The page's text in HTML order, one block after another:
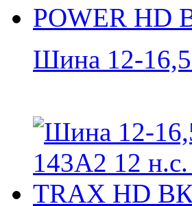
Шина 12-